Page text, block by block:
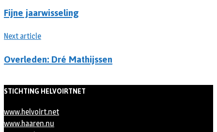
Fijne jaarwisseling
Next article
Overleden: Dré Mathijssen
STICHTING HELVOIRTNET
www.helvoirt.net
www.haaren.nu